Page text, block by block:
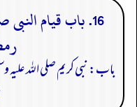
16. باب قيام
باب: نبی کریم صلی اللہ